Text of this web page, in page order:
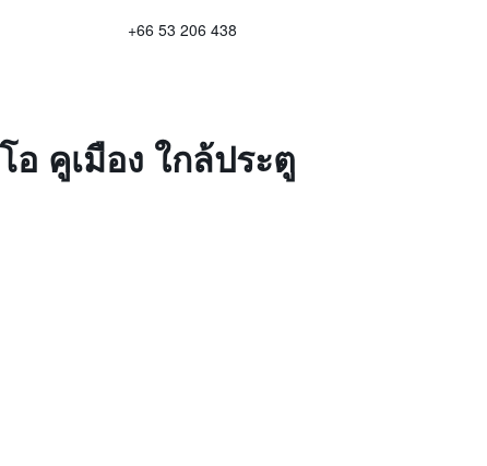
+66 53 206 438
คูเมือง ใกล้ประตู